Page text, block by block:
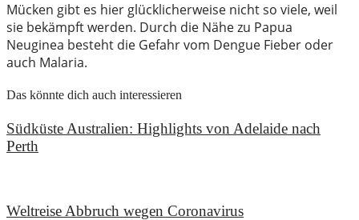
Mücken gibt es hier glücklicherweise nicht so viele, weil
sie bekämpft werden. Durch die Nähe zu Papua
Neuginea besteht die Gefahr vom Dengue Fieber oder
auch Malaria.
Das könnte dich auch interessieren
Südküste Australien: Highlights von Adelaide nach
Perth
Weltreise Abbruch wegen Coronavirus